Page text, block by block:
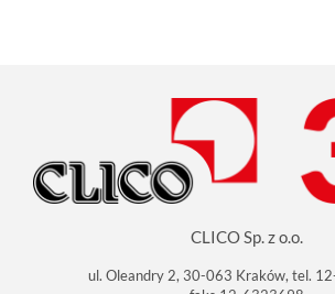
CLICO Sp. z o.o.
ul. Oleandry 2, 30-063 Kraków, tel.